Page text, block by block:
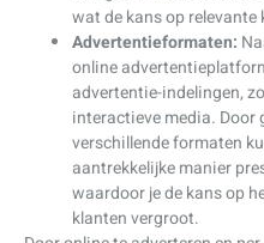
wat de kans op
Advertentieformaten:
online
advertentie-indelingen,
interactieve media. Door
verschillende formaten
aantrekkelijke manier
waardoor je de kans op
klanten vergroot.